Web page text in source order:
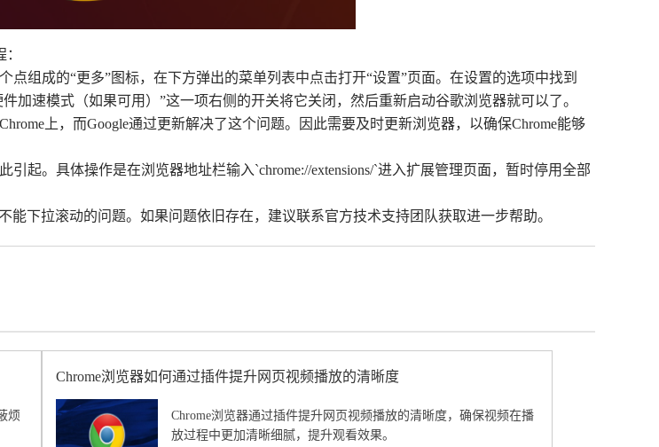
组成的“更多”图标，在下方弹出的菜单列表中点击打开“设置”页面。在设置的选项中找到
加速模式（如果可用）”这一项右侧的开关将它关闭，然后重新启动谷歌浏览器就可以了。
上，而Google通过更新解决了这个问题。因此需要及时更新浏览器，以确保Chrome能够
起。具体操作是在浏览器地址栏输入`chrome://extensions/`进入扩展管理页面，暂时停用全部
下拉滚动的问题。如果问题依旧存在，建议联系官方技术支持团队获取进一步帮助。
烦
Chrome浏览器如何通过插件提升网页视频播放的清晰度
Chrome浏览器通过插件提升网页视频播放的清晰度，确保视频在播
放过程中更加清晰细腻，提升观看效果。